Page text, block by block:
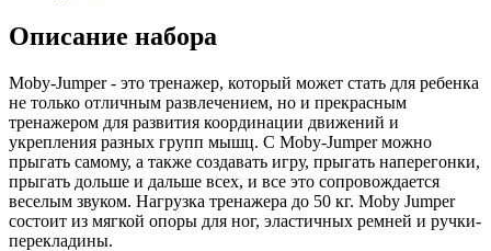
Описание набора
Moby-Jumper - это тренажер, который может стать для ребенка
не только отличным развлечением, но и прекрасным
тренажером для развития координации движений и
укрепления разных групп мышц. С Moby-Jumper можно
прыгать самому, а также создавать игру, прыгать наперегонки,
прыгать дольше и дальше всех, и все это сопровождается
веселым звуком. Нагрузка тренажера до 50 кг. Moby Jumper
состоит из мягкой опоры для ног, эластичных ремней и ручки-
перекладины.